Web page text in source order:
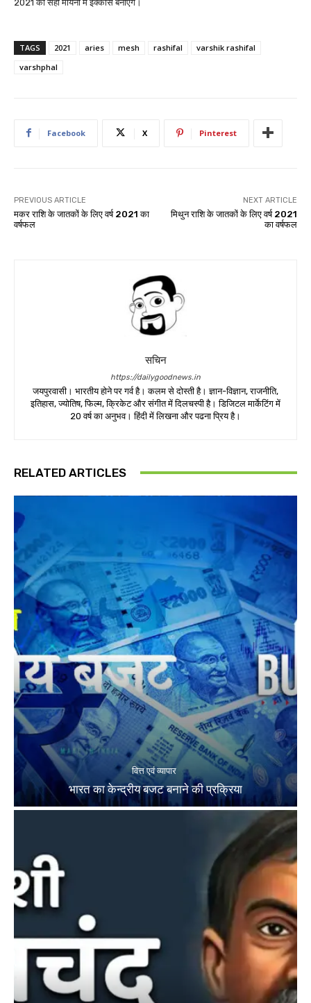
2021 को सही मायनों में इक्कीस बनाएंगे।
TAGS 2021 aries mesh rashifal
varshik rashifal
varshphal
Facebook X Pinterest
PREVIOUS ARTICLE
मकर राशि के जातकों के लिए वर्ष 2021 का
वर्षफल
NEXT ARTICLE
मिथुन राशि के जातकों के लिए वर्ष 2021
का वर्षफल
सचिन
https://dailygoodnews.in
जयपुरवासी। भारतीय होने पर गर्व है। कलम से दोस्ती है। ज्ञान-विज्ञान, राजनीति,
इतिहास, ज्योतिष, फिल्म, क्रिकेट और संगीत में दिलचस्पी है। डिजिटल मार्केटिंग में
20 वर्ष का अनुभव। हिंदी में लिखना और पढना प्रिय है।
RELATED ARTICLES
वित्त एवं व्यापार
भारत का केन्द्रीय बजट बनाने की प्रक्रिया